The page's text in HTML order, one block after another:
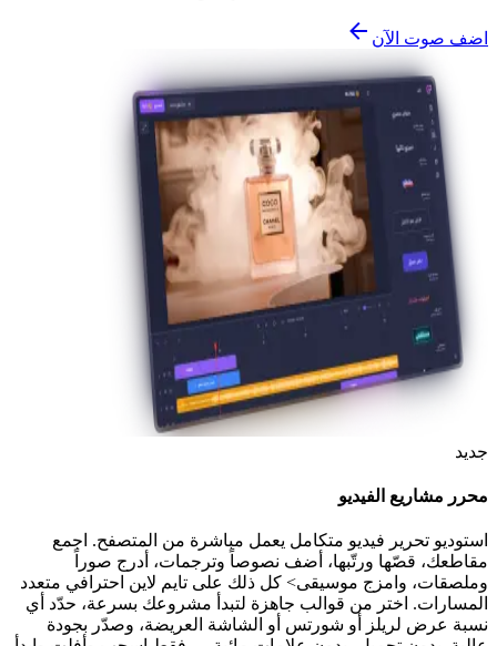
اضف صوت الآن
جديد
محرر مشاريع الفيديو
استوديو تحرير فيديو متكامل يعمل مباشرة من المتصفح. اجمع
مقاطعك، قصّها ورتّبها، أضف نصوصاً وترجمات، أدرج صوراً
وملصقات، وامزج موسيقى> كل ذلك على تايم لاين احترافي متعدد
المسارات. اختر من قوالب جاهزة لتبدأ مشروعك بسرعة، حدّد أي
نسبة عرض لريلز أو شورتس أو الشاشة العريضة، وصدّر بجودة